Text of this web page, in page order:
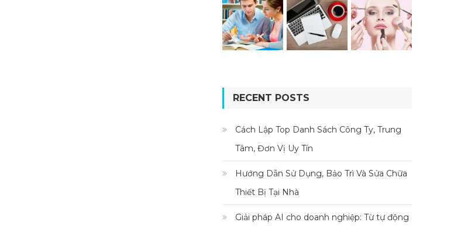
RECENT POSTS
Cách Lập Top Danh Sách Công Ty, Trung
Tâm, Đơn Vị Uy Tín
Hướng Dẫn Sử Dụng, Bảo Trì Và Sửa Chữa
Thiết Bị Tại Nhà
Giải pháp AI cho doanh nghiệp: Từ tự động